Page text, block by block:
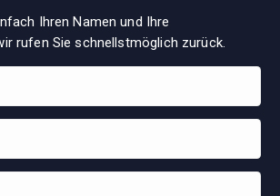
Ihren Namen und Ihre
rufen Sie schnellstmöglich zurück.